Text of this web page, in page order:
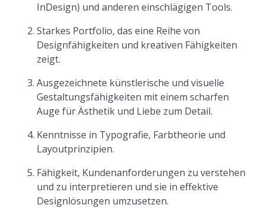
InDesign) und anderen einschlägigen Tools.
Starkes Portfolio, das eine Reihe von
Designfähigkeiten und kreativen Fähigkeiten
zeigt.
Ausgezeichnete künstlerische und visuelle
Gestaltungsfähigkeiten mit einem scharfen
Auge für Ästhetik und Liebe zum Detail.
Kenntnisse in Typografie, Farbtheorie und
Layoutprinzipien.
Fähigkeit, Kundenanforderungen zu verstehen
und zu interpretieren und sie in effektive
Designlösungen umzusetzen.